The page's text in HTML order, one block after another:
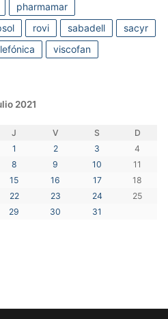
pharmamar
rovi sabadell
sacyr
viscofan
2021
J V S
D
1
2 3
4
8 9 10
11
15 16 17
18
22 23 24
25
29 30 31